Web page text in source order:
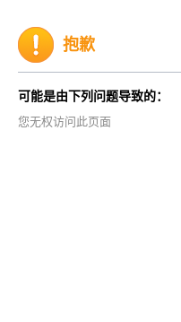
抱歉
可能是由下列问题导致的：
您无权访问此页面